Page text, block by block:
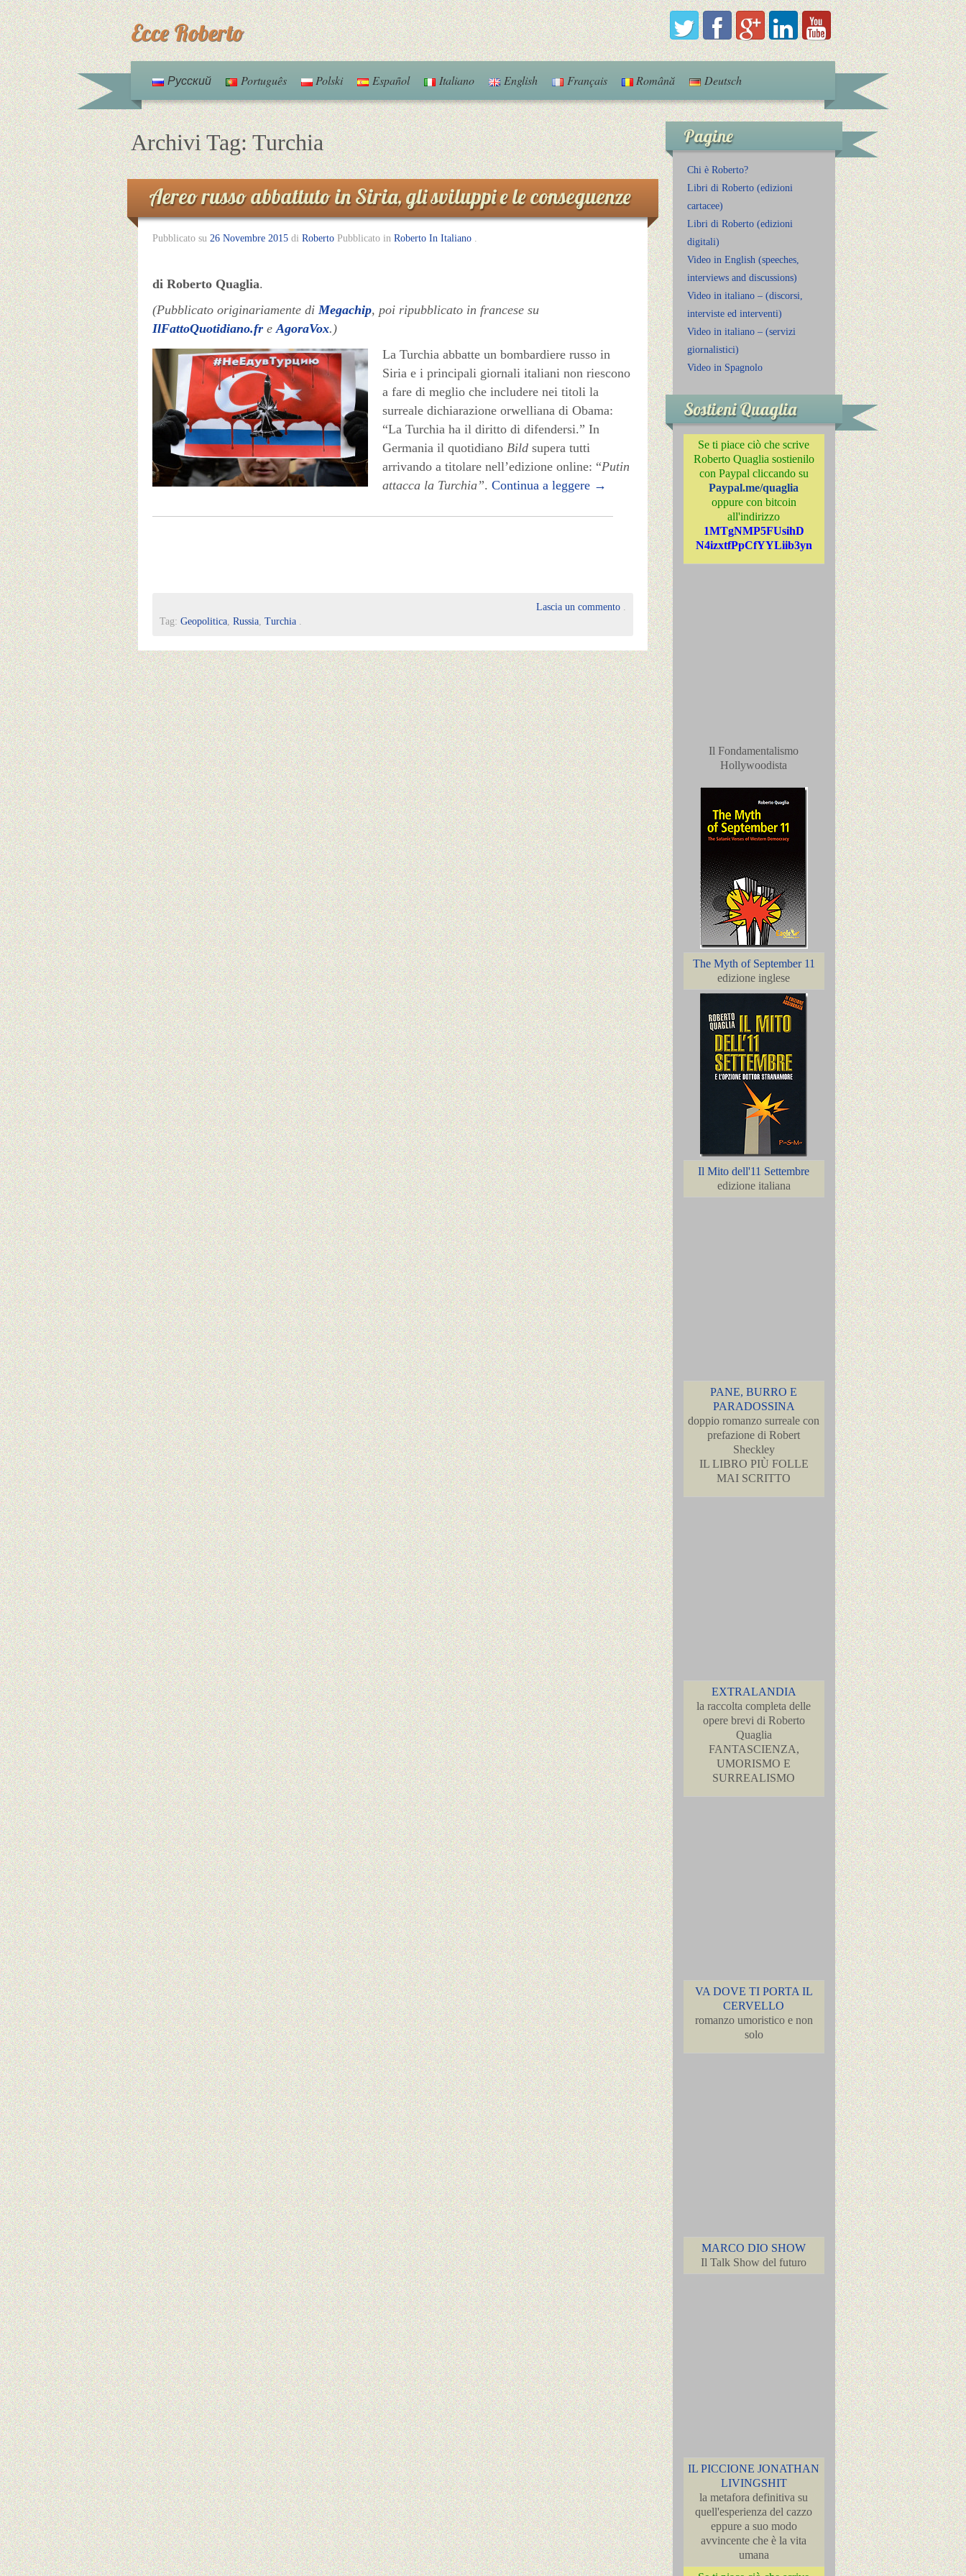
Ecce Roberto
Русский Português Polski Español Italiano English Français Română Deutsch
Archivi Tag:Turchia
Aereo russo abbattuto in Siria, gli sviluppi e le conseguenze
Pubblicato su 26 Novembre 2015 di Roberto Pubblicato in Roberto In Italiano .
di Roberto Quaglia.
(Pubblicato originariamente diMegachip, poi ripubblicato in francese su
IlFattoQuotidiano.fr eAgoraVox.)
La Turchia abbatte un bombardiere russo in
Siria e i principali giornali italiani non riescono
a fare di meglio che includere nei titoli la
surreale dichiarazione orwelliana di Obama:
“La Turchia ha il diritto di difendersi.” In
Germania il quotidiano Bild supera tutti
arrivando a titolare nell’edizione online: “Putin
attacca la Turchia”. Continua a leggere →
Lascia un commento .
Tag: Geopolitica, Russia, Turchia .
Pagine
Chi è Roberto?
Libri di Roberto (edizioni
cartacee)
Libri di Roberto (edizioni
digitali)
Video in English (speeches,
interviews and discussions)
Video in italiano – (discorsi,
interviste ed interventi)
Video in italiano – (servizi
giornalistici)
Video in Spagnolo
Sostieni Quaglia
Se ti piace ciò che scrive
Roberto Quaglia sostienilo
con Paypal cliccando su
Paypal.me/quaglia
oppure con bitcoin
all'indirizzo
1MTgNMP5FUsihD
N4izxtfPpCfYYLiib3yn
Il Fondamentalismo
Hollywoodista
The Myth of September 11
edizione inglese
Il Mito dell'11 Settembre
edizione italiana
PANE, BURRO E
PARADOSSINA
doppio romanzo surreale con
prefazione di Robert
Sheckley
IL LIBRO PIÙ FOLLE
MAI SCRITTO
EXTRALANDIA
la raccolta completa delle
opere brevi di Roberto
Quaglia
FANTASCIENZA,
UMORISMO E
SURREALISMO
VA DOVE TI PORTA IL
CERVELLO
romanzo umoristico e non
solo
MARCO DIO SHOW
Il Talk Show del futuro
IL PICCIONE JONATHAN
LIVINGSHIT
la metafora definitiva su
quell'esperienza del cazzo
eppure a suo modo
avvincente che è la vita
umana